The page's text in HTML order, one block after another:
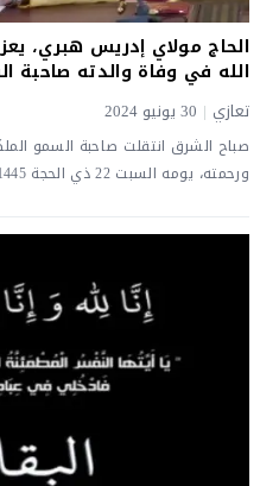
الحاج مولاي إدريس هبري،
الله في وفاة والدته صاحبة
تعازي 30 يونيو 2024
صباح الشرق انتقلت صاحبة السمو
ورحمته، يومه السبت 22 ذي الحجة 1445...